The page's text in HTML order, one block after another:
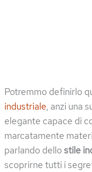
Potremmo definirlo
industriale, anzi una
elegante capace di
marcatamente
parlando dello stile
scoprirne tutti i